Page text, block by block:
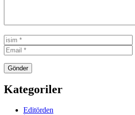
Kategoriler
Editörden